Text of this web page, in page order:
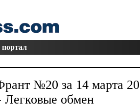
портал
№20 за 14 марта
обмен